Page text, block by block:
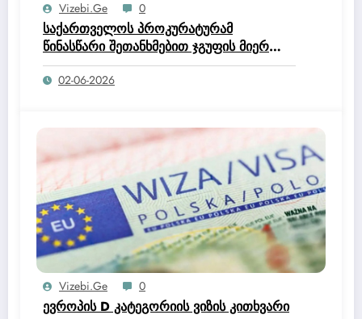
Vizebi.ge 0
საქართველოს პროკურატურამ
წინასწარი შეთანხმებით ჯგუფის მიერ
მოქალაქეთა კუთვნილი დიდი
ოდენობით თანხის მოტყუებით
დარჩენისთვის ხელშეწყობის,
საქართველოს მოქალაქისთვის უცხო
ქვეყანაში თავშესაფრის მისაღებად
მცდარი ინფორმაციის წარდგენის
ხელშეწყობის და ორგანიზების, ასევე
ყალბი ოფიციალური დოკუმენტის
დამზადება-გასაღების ფაქტებზე 3 პირი
დააკავა და 6 პირის მიმართ
სისხლისსამართლებრივი დევნა დაიწყო.
02-06-2026
Vizebi.ge 0
ევროპის D კატეგორიის ვიზის კითხვარი